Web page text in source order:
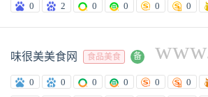
0
2 0 0 0 0
味很美美食网 食品美食 备
0 0 0 0 0 0